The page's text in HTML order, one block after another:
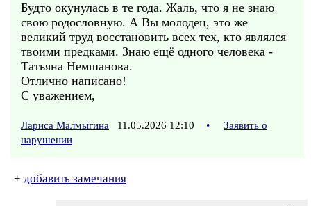
Будто окунулась в те года. Жаль, что я не знаю
свою родословную. А Вы молодец, это же
великий труд восстановить всех тех, кто являлся
твоими предками. Знаю ещё одного человека -
Татьяна Немшанова.
Отлично написано!
С уважением,
Лариса Малмыгина 11.05.2026 12:10 •
Заявить о
нарушении
+ добавить замечания